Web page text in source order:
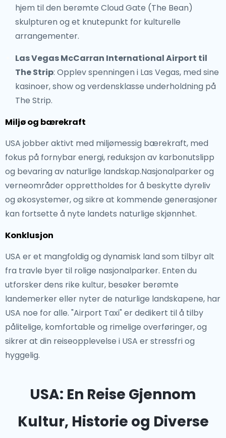
hjem til den berømte Cloud Gate (The Bean)
skulpturen og et knutepunkt for kulturelle
arrangementer.
Las Vegas McCarran International Airport til
The Strip: Opplev spenningen i Las Vegas, med sine
kasinoer, show og verdensklasse underholdning på
The Strip.
Miljø og bærekraft
USA jobber aktivt med miljømessig bærekraft, med
fokus på fornybar energi, reduksjon av karbonutslipp
og bevaring av naturlige landskap.Nasjonalparker og
verneområder opprettholdes for å beskytte dyreliv
og økosystemer, og sikre at kommende generasjoner
kan fortsette å nyte landets naturlige skjønnhet.
Konklusjon
USA er et mangfoldig og dynamisk land som tilbyr alt
fra travle byer til rolige nasjonalparker. Enten du
utforsker dens rike kultur, besøker berømte
landemerker eller nyter de naturlige landskapene, har
USA noe for alle. "Airport Taxi" er dedikert til å tilby
pålitelige, komfortable og rimelige overføringer, og
sikrer at din reiseopplevelse i USA er stressfri og
hyggelig.
USA: En Reise Gjennom
Kultur, Historie og Diverse